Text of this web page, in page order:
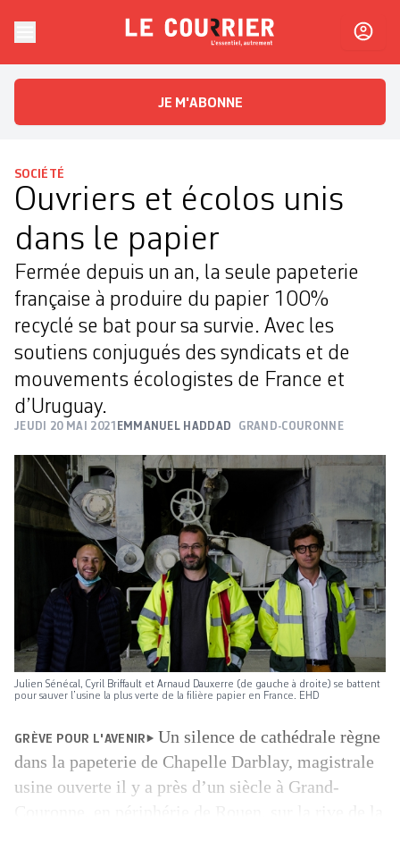
Le CourrierL'essentiel, autrement
JE M'ABONNE
SOCIÉTÉ
Ouvriers et écolos unis
dans le papier
Fermée depuis un an, la seule papeterie
française à produire du papier 100%
recyclé se bat pour sa survie. Avec les
soutiens conjugués des syndicats et de
mouvements écologistes de France et
d’Uruguay.
JEUDI 20 MAI 2021 EMMANUEL HADDAD GRAND-COURONNE
Julien Sénécal, Cyril Briffault et Arnaud Dauxerre (de gauche à droite) se battent
pour sauver l’usine la plus verte de la filière papier en France. EHD
GRÈVE POUR L'AVENIR
Un silence de cathédrale règne
dans la papeterie de Chapelle Darblay, magistrale
usine ouverte il y a près d’un siècle à Grand-